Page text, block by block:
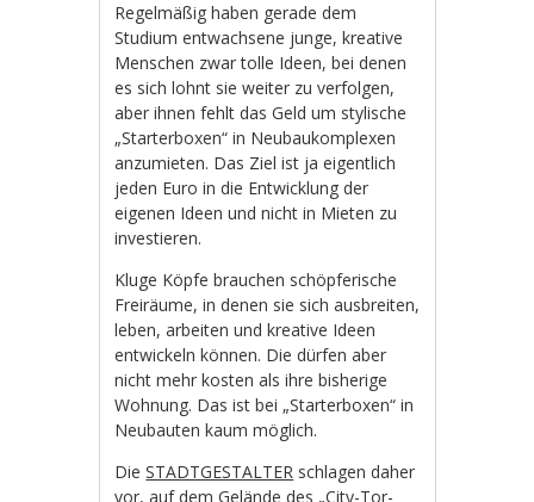
Regelmäßig haben gerade dem
Studium entwachsene junge, kreative
Menschen zwar tolle Ideen, bei denen
es sich lohnt sie weiter zu verfolgen,
aber ihnen fehlt das Geld um stylische
„Starterboxen“ in Neubaukomplexen
anzumieten. Das Ziel ist ja eigentlich
jeden Euro in die Entwicklung der
eigenen Ideen und nicht in Mieten zu
investieren.
Kluge Köpfe brauchen schöpferische
Freiräume, in denen sie sich ausbreiten,
leben, arbeiten und kreative Ideen
entwickeln können. Die dürfen aber
nicht mehr kosten als ihre bisherige
Wohnung. Das ist bei „Starterboxen“ in
Neubauten kaum möglich.
DieSTADTGESTALTER schlagen daher
vor, auf dem Gelände des „City-Tor-